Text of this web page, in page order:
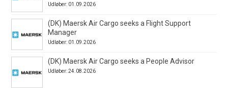
Udløber: 01.09.2026
(DK) Maersk Air Cargo seeks a Flight Support
Manager
Udløber: 01.09.2026
(DK) Maersk Air Cargo seeks a People Advisor
Udløber: 24.08.2026